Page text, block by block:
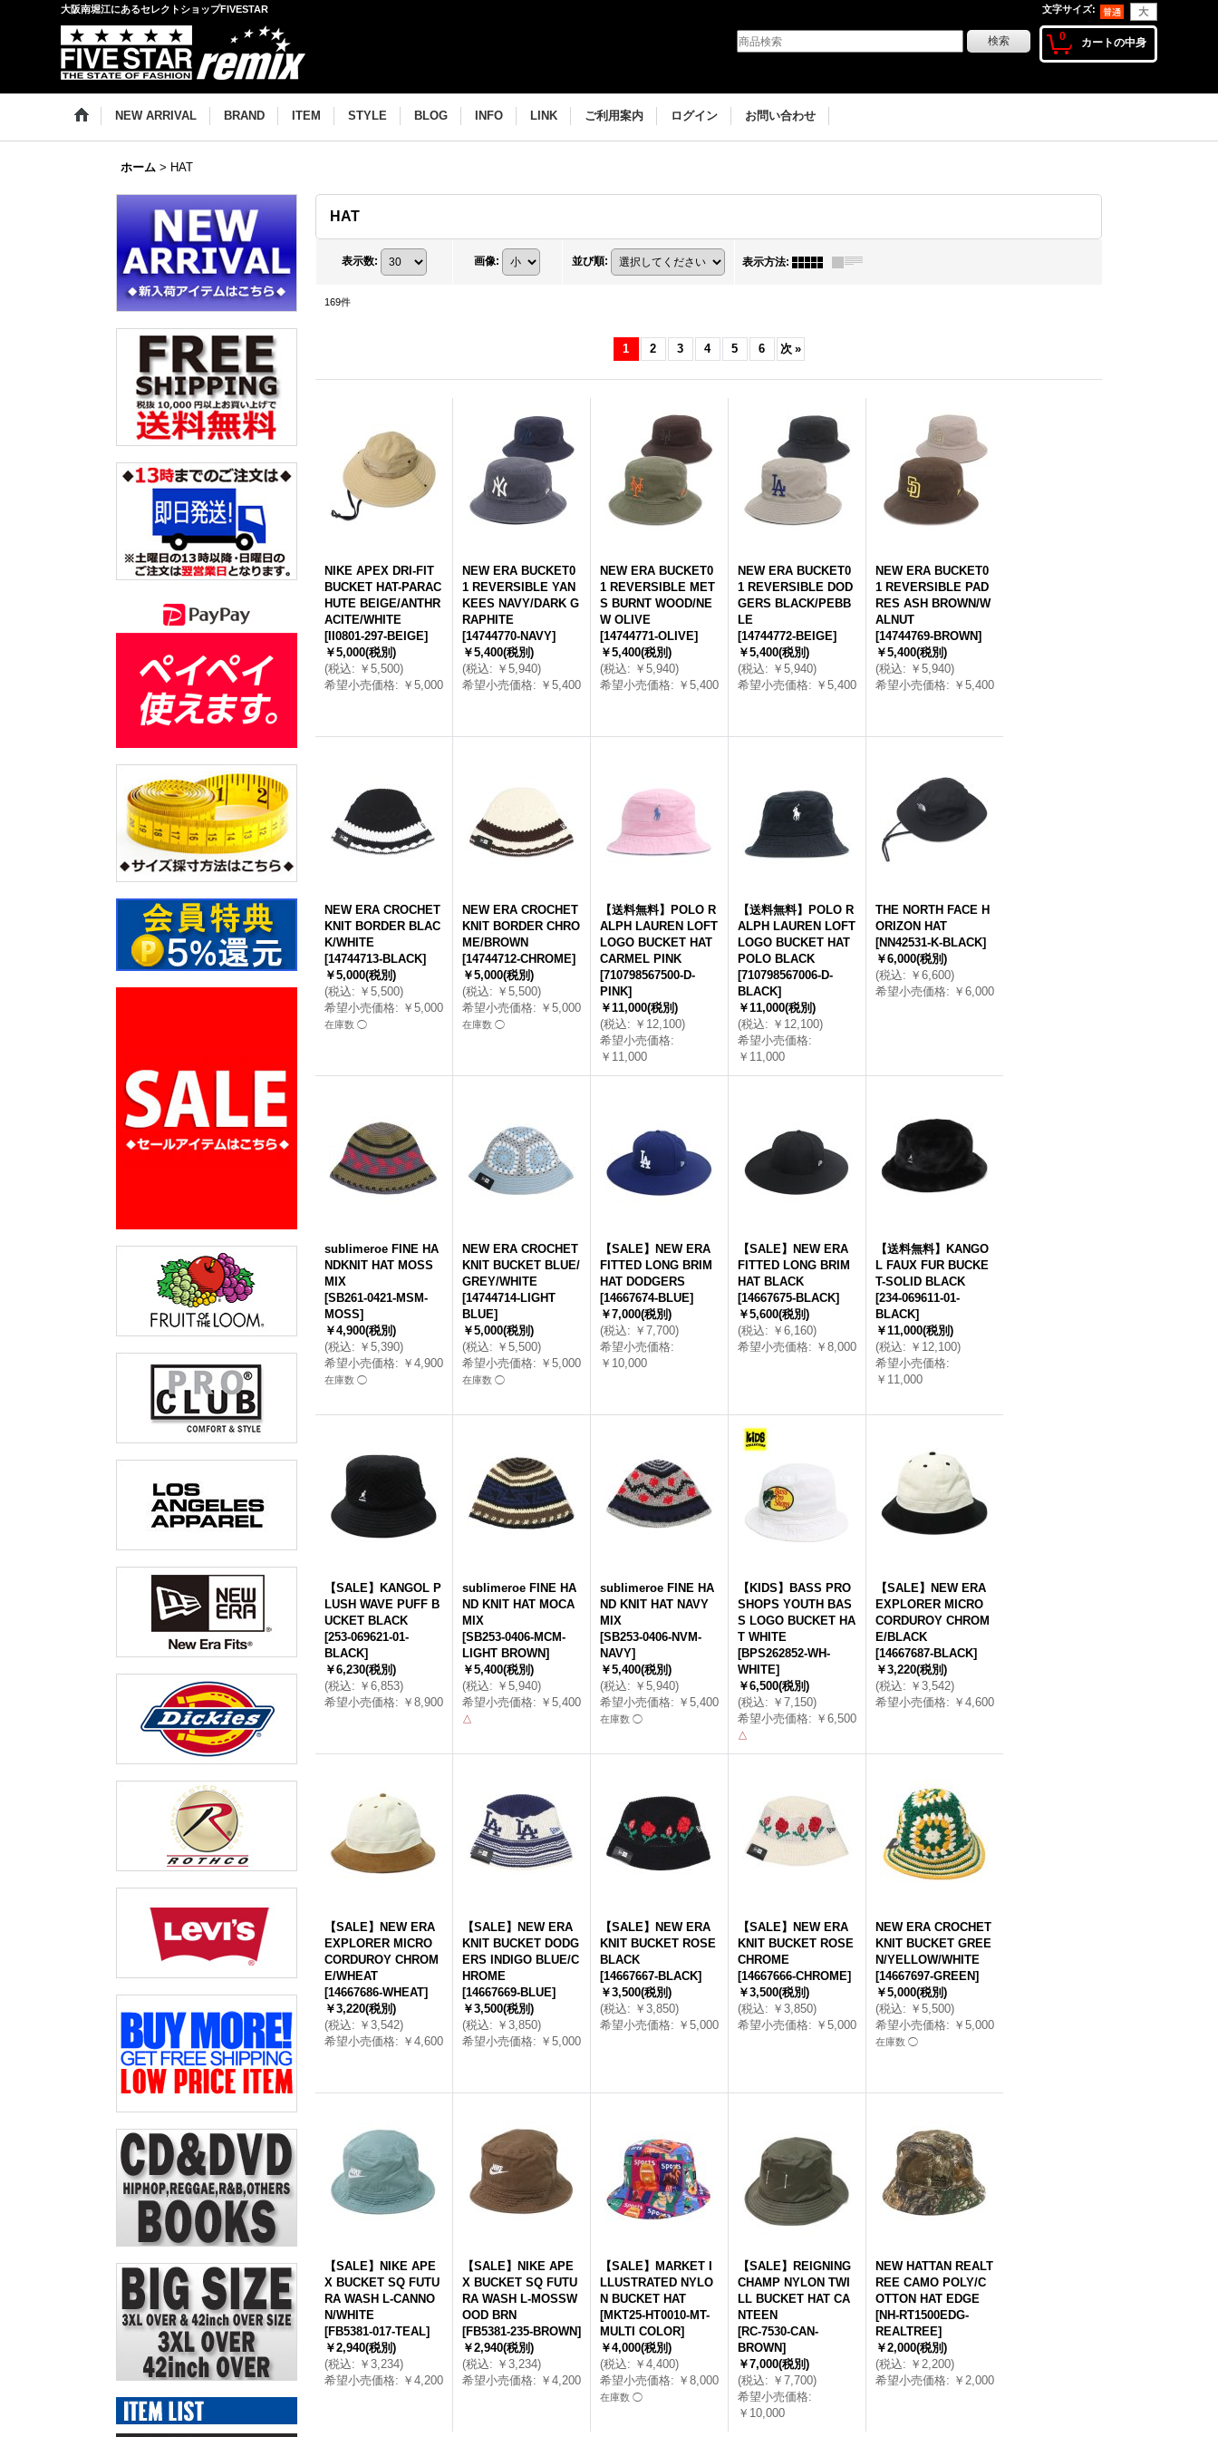
大阪南堀江にあるセレクトショップFIVESTAR 文字サイズ:
0 カートの中身
NEW ARRIVAL BRAND ITEM STYLE BLOG INFO LINK ご利用案内 ログイン お問い合わせ
ホーム > HAT
HAT
表示数: 画像: 並び順: 表示方法:
169件
1 2 3 4 5 6 次 »
NIKE APEX DRI-FIT
BUCKET HAT-PARAC
HUTE BEIGE/ANTHR
ACITE/WHITE
[II0801-297-BEIGE]
￥5,000(税別)
(税込: ￥5,500)
希望小売価格: ￥5,000
NEW ERA BUCKET0
1 REVERSIBLE YAN
KEES NAVY/DARK G
RAPHITE
[14744770-NAVY]
￥5,400(税別)
(税込: ￥5,940)
希望小売価格: ￥5,400
NEW ERA BUCKET0
1 REVERSIBLE MET
S BURNT WOOD/NE
W OLIVE
[14744771-OLIVE]
￥5,400(税別)
(税込: ￥5,940)
希望小売価格: ￥5,400
NEW ERA BUCKET0
1 REVERSIBLE DOD
GERS BLACK/PEBB
LE
[14744772-BEIGE]
￥5,400(税別)
(税込: ￥5,940)
希望小売価格: ￥5,400
NEW ERA BUCKET0
1 REVERSIBLE PAD
RES ASH BROWN/W
ALNUT
[14744769-BROWN]
￥5,400(税別)
(税込: ￥5,940)
希望小売価格: ￥5,400
NEW ERA CROCHET
KNIT BORDER BLAC
K/WHITE
[14744713-BLACK]
￥5,000(税別)
(税込: ￥5,500)
希望小売価格: ￥5,000
在庫数 ◯
NEW ERA CROCHET
KNIT BORDER CHRO
ME/BROWN
[14744712-CHROME]
￥5,000(税別)
(税込: ￥5,500)
希望小売価格: ￥5,000
在庫数 ◯
【送料無料】POLO R
ALPH LAUREN LOFT
LOGO BUCKET HAT
CARMEL PINK
[710798567500-D-
PINK]
￥11,000(税別)
(税込: ￥12,100)
希望小売価格:
￥11,000
【送料無料】POLO R
ALPH LAUREN LOFT
LOGO BUCKET HAT
POLO BLACK
[710798567006-D-
BLACK]
￥11,000(税別)
(税込: ￥12,100)
希望小売価格:
￥11,000
THE NORTH FACE H
ORIZON HAT
[NN42531-K-BLACK]
￥6,000(税別)
(税込: ￥6,600)
希望小売価格: ￥6,000
sublimeroe FINE HA
NDKNIT HAT MOSS
MIX
[SB261-0421-MSM-
MOSS]
￥4,900(税別)
(税込: ￥5,390)
希望小売価格: ￥4,900
在庫数 ◯
NEW ERA CROCHET
KNIT BUCKET BLUE/
GREY/WHITE
[14744714-LIGHT
BLUE]
￥5,000(税別)
(税込: ￥5,500)
希望小売価格: ￥5,000
在庫数 ◯
【SALE】NEW ERA
FITTED LONG BRIM
HAT DODGERS
[14667674-BLUE]
￥7,000(税別)
(税込: ￥7,700)
希望小売価格:
￥10,000
【SALE】NEW ERA
FITTED LONG BRIM
HAT BLACK
[14667675-BLACK]
￥5,600(税別)
(税込: ￥6,160)
希望小売価格: ￥8,000
【送料無料】KANGO
L FAUX FUR BUCKE
T-SOLID BLACK
[234-069611-01-
BLACK]
￥11,000(税別)
(税込: ￥12,100)
希望小売価格:
￥11,000
【SALE】KANGOL P
LUSH WAVE PUFF B
UCKET BLACK
[253-069621-01-
BLACK]
￥6,230(税別)
(税込: ￥6,853)
希望小売価格: ￥8,900
sublimeroe FINE HA
ND KNIT HAT MOCA
MIX
[SB253-0406-MCM-
LIGHT BROWN]
￥5,400(税別)
(税込: ￥5,940)
希望小売価格: ￥5,400
△
sublimeroe FINE HA
ND KNIT HAT NAVY
MIX
[SB253-0406-NVM-
NAVY]
￥5,400(税別)
(税込: ￥5,940)
希望小売価格: ￥5,400
在庫数 ◯
【KIDS】BASS PRO
SHOPS YOUTH BAS
S LOGO BUCKET HA
T WHITE
[BPS262852-WH-
WHITE]
￥6,500(税別)
(税込: ￥7,150)
希望小売価格: ￥6,500
△
【SALE】NEW ERA
EXPLORER MICRO
CORDUROY CHROM
E/BLACK
[14667687-BLACK]
￥3,220(税別)
(税込: ￥3,542)
希望小売価格: ￥4,600
【SALE】NEW ERA
EXPLORER MICRO
CORDUROY CHROM
E/WHEAT
[14667686-WHEAT]
￥3,220(税別)
(税込: ￥3,542)
希望小売価格: ￥4,600
【SALE】NEW ERA
KNIT BUCKET DODG
ERS INDIGO BLUE/C
HROME
[14667669-BLUE]
￥3,500(税別)
(税込: ￥3,850)
希望小売価格: ￥5,000
【SALE】NEW ERA
KNIT BUCKET ROSE
BLACK
[14667667-BLACK]
￥3,500(税別)
(税込: ￥3,850)
希望小売価格: ￥5,000
【SALE】NEW ERA
KNIT BUCKET ROSE
CHROME
[14667666-CHROME]
￥3,500(税別)
(税込: ￥3,850)
希望小売価格: ￥5,000
NEW ERA CROCHET
KNIT BUCKET GREE
N/YELLOW/WHITE
[14667697-GREEN]
￥5,000(税別)
(税込: ￥5,500)
希望小売価格: ￥5,000
在庫数 ◯
【SALE】NIKE APE
X BUCKET SQ FUTU
RA WASH L-CANNO
N/WHITE
[FB5381-017-TEAL]
￥2,940(税別)
(税込: ￥3,234)
希望小売価格: ￥4,200
【SALE】NIKE APE
X BUCKET SQ FUTU
RA WASH L-MOSSW
OOD BRN
[FB5381-235-BROWN]
￥2,940(税別)
(税込: ￥3,234)
希望小売価格: ￥4,200
【SALE】MARKET I
LLUSTRATED NYLO
N BUCKET HAT
[MKT25-HT0010-MT-
MULTI COLOR]
￥4,000(税別)
(税込: ￥4,400)
希望小売価格: ￥8,000
在庫数 ◯
【SALE】REIGNING
CHAMP NYLON TWI
LL BUCKET HAT CA
NTEEN
[RC-7530-CAN-
BROWN]
￥7,000(税別)
(税込: ￥7,700)
希望小売価格:
￥10,000
NEW HATTAN REALT
REE CAMO POLY/C
OTTON HAT EDGE
[NH-RT1500EDG-
REALTREE]
￥2,000(税別)
(税込: ￥2,200)
希望小売価格: ￥2,000